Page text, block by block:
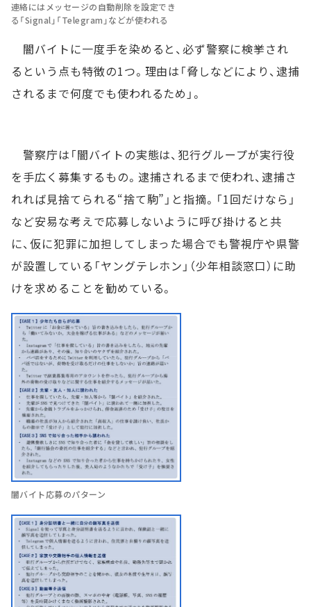
連絡にはメッセージの自動削除を設定でき
る「Signal」「Telegram」などが使われる
闇バイトに一度手を染めると、必ず警察に検挙され
るという点も特徴の1つ。理由は「脅しなどにより、逮捕
されるまで何度でも使われるため」。
警察庁は「闇バイトの実態は、犯行グループが実行役
を手広く募集するもの。逮捕されるまで使われ、逮捕さ
れれば見捨てられる“捨て駒”」と指摘。「1回だけなら」
など安易な考えで応募しないように呼び掛けると共
に、仮に犯罪に加担してしまった場合でも警視庁や県警
が設置している「ヤングテレホン」（少年相談窓口）に助
けを求めることを勧めている。
闇バイト応募のパターン